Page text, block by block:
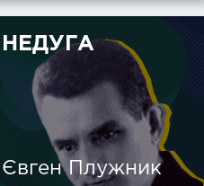
НЕДУГА
Євген Плужник